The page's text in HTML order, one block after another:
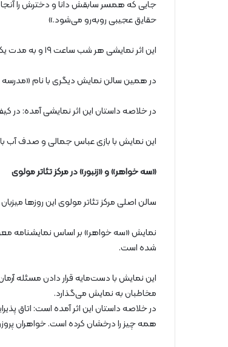
جایی که همسر سابقش دانا و دخترش را آنجا
حقایق عجیبی روبه‌رو می‌شود.»
این اثر نمایشی هر شب ساعت ۱۹ و به مدت یک ساعت روی صحنه می‌رود.
در همین سالن نمایش دیگری با نام
در خلاصه داستان این اثر نمایشی آمده: در
این نمایش با بازی عباس ‌جمالی و صدف ‌آب ‌باز هر شب ساعت ۲۱ و با
«سه خواهر» و «زنبور» در مرکز تئاتر مولوی
سالن اصلی مرکز تئاتر مولوی این روزها
نمایش «سه خواهر» بر اساس نمایشنامه
شده است.
این نمایش با دست‌مایه قرار دادن مسئله
مخاطبان به نمایش می‌گذارد.
در خلاصه داستان این اثر آمده است: اتاق
همه چیز را درخشان کرده است. خواهران